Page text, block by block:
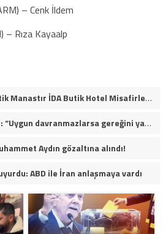
– Cenk İldem
– Rıza Kayaalp
Kazdağları’nın Gözdesi Antik Manastır İDA Butik Hotel Misafirlerinden Tam Not Alıyor
Trump’tan İran açıklaması: “Uygun davranmazlarsa gereğini yaparım”
Aydın gözaltına alındı!
ABD ile İran anlaşmaya vardı